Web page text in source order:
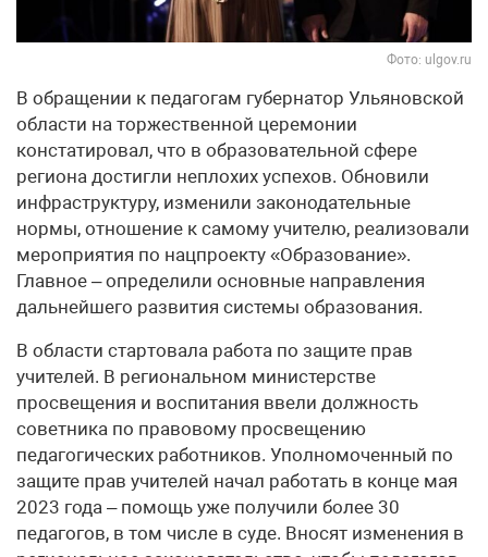
Фото: ulgov.ru
В обращении к педагогам губернатор Ульяновской
области на торжественной церемонии
констатировал, что в образовательной сфере
региона достигли неплохих успехов. Обновили
инфраструктуру, изменили законодательные
нормы, отношение к самому учителю, реализовали
мероприятия по нацпроекту «Образование».
Главное – определили основные направления
дальнейшего развития системы образования.
В области стартовала работа по защите прав
учителей. В региональном министерстве
просвещения и воспитания ввели должность
советника по правовому просвещению
педагогических работников. Уполномоченный по
защите прав учителей начал работать в конце мая
2023 года – помощь уже получили более 30
педагогов, в том числе в суде. Вносят изменения в